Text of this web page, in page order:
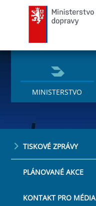
MINISTERSTVO
TISKOVÉ ZPRÁVY
PLÁNOVANÉ AKCE
KONTAKT PRO MÉDIA